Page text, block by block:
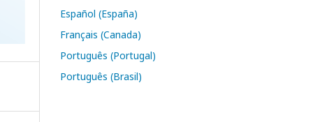
Español (España)
Français (Canada)
Português (Portugal)
Português (Brasil)